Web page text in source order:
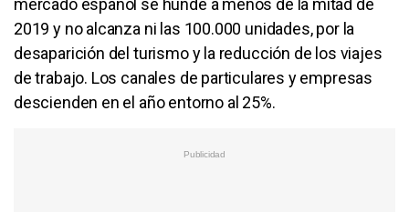
2019 y no alcanza ni las 100.000 unidades, por la
desaparición del turismo y la reducción de los viajes
de trabajo. Los canales de particulares y empresas
descienden en el año entorno al 25%.